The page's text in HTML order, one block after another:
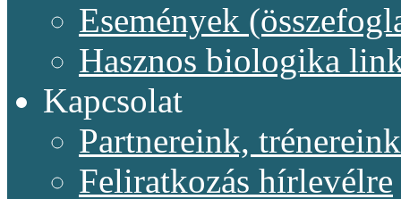
Események
Hasznos biologika
Kapcsolat
Partnereink, trénereink
Feliratkozás hírlevélre